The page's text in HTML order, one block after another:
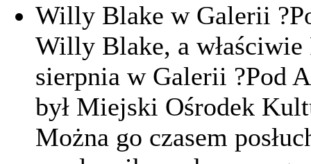
Willy Blake w Galerii
Willy Blake, a właściwie
sierpnia w Galerii ?Pod
był Miejski Ośrodek
Można go czasem